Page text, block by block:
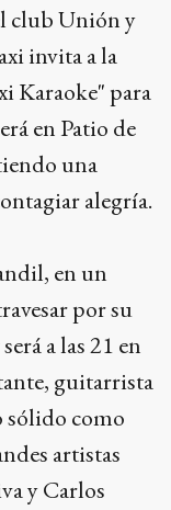
club Unión y
invita a la
Karaoke" para
en Patio de
una
alegría.
en un
por su
a las 21 en
guitarrista
como
artistas
y Carlos